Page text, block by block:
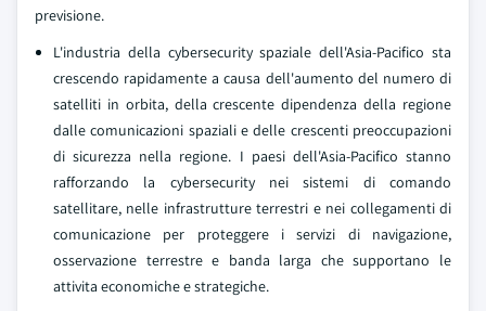
previsione.
L'industria della cybersecurity spaziale dell'Asia-Pacifico sta
crescendo rapidamente a causa dell'aumento del numero di
satelliti in orbita, della crescente dipendenza della regione
dalle comunicazioni spaziali e delle crescenti preoccupazioni
di sicurezza nella regione. I paesi dell'Asia-Pacifico stanno
rafforzando la cybersecurity nei sistemi di comando
satellitare, nelle infrastrutture terrestri e nei collegamenti di
comunicazione per proteggere i servizi di navigazione,
osservazione terrestre e banda larga che supportano le
attivita economiche e strategiche.